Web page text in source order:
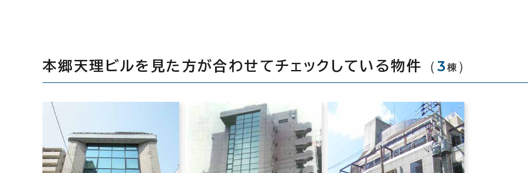
本郷天理ビルを見た方が合わせてチェックしている物件 （3 棟 ）